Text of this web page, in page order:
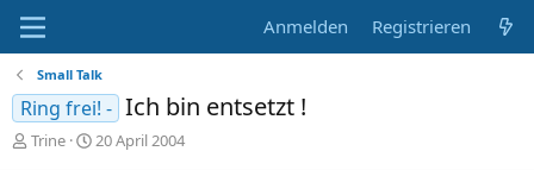
Anmelden Registrieren
Small Talk
Ring frei! - Ich bin entsetzt !
E
Trine
E
20 April 2004